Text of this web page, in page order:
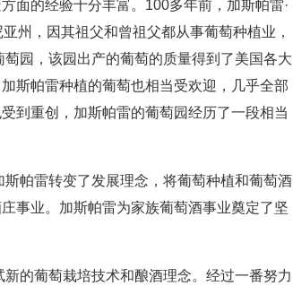
面的经验十分丰富。100多年前，加斯帕雷·
州，因其祖父和曾祖父都从事葡萄种植业，
园，该园出产的葡萄的质量得到了美国各大
斯帕雷种植的葡萄也相当受欢迎，几乎全部
到重创，加斯帕雷的葡萄园经历了一段相当
帕雷转变了发展理念，将葡萄种植和葡萄酒
事业。加斯帕雷为家族葡萄酒事业奠定了坚
的葡萄栽培技术和酿酒理念。经过一番努力